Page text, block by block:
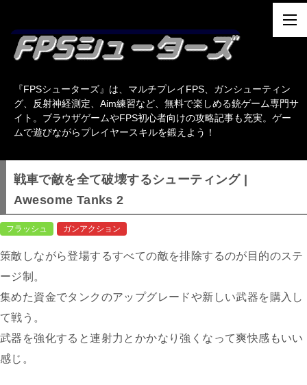
『FPSシューターズ』は、マルチプレイFPS、ガンシューティン
グ、反射神経測定、Aim練習など、無料で楽しめる銃ゲーム専門サ
イト。ブラウザゲームやFPS初心者向けの攻略記事も充実。ゲー
ムで遊びながらプレイヤースキルを鍛えよう！
戦車で敵を全て破壊するシューティング |
Awesome Tanks 2
フラッシュ ガンアクション
策敵しながら登場するすべての敵を排除するのが目的のステ
ージ制。
集めた資金でタンクのアップグレードや新しい武器を購入し
て戦う。
武器を強化すると連射力とかかなり強くなって爽快感もいい
感じ。